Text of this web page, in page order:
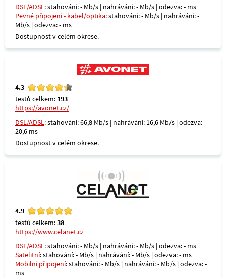
DSL/ADSL: stahování: - Mb/s | nahrávání: - Mb/s | odezva: - ms
Pevné připojení - kabel/optika: stahování: - Mb/s | nahrávání: -
Mb/s | odezva: - ms
Dostupnost v celém okrese.
4.3
testů celkem: 193
https://avonet.cz/
DSL/ADSL: stahování: 66,8 Mb/s | nahrávání: 16,6 Mb/s | odezva:
20,6 ms
Dostupnost v celém okrese.
4.9
testů celkem:38
https://www.celanet.cz
DSL/ADSL: stahování: - Mb/s | nahrávání: - Mb/s | odezva: - ms
Satelitní: stahování: - Mb/s | nahrávání: - Mb/s | odezva: - ms
Mobilní připojení: stahování: - Mb/s | nahrávání: - Mb/s | odezva: -
ms